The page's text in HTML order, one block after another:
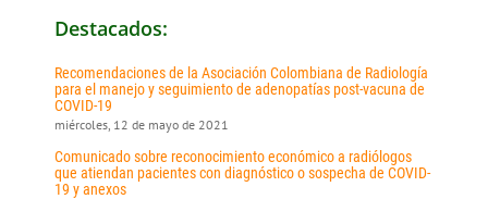
Destacados:
Recomendaciones de la Asociación Colombiana de Radiología
para el manejo y seguimiento de adenopatías post-vacuna de
COVID-19
miércoles, 12 de mayo de 2021
Comunicado sobre reconocimiento económico a radiólogos
que atiendan pacientes con diagnóstico o sospecha de COVID-
19 y anexos